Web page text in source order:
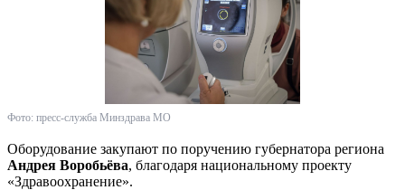
Фото: пресс-служба Минздрава МО
Оборудование закупают по поручению губернатора региона
Андрея Воробьёва, благодаря национальному проекту
«Здравоохранение».